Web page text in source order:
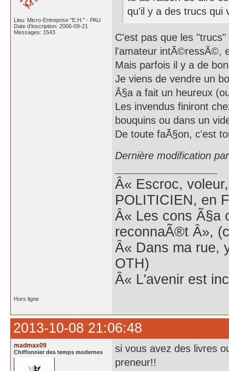
Lieu: Micro-Entreprise "E.H." - PAU
Date d'inscription: 2006-09-21
Messages: 1543
qu'il y a des trucs qui
C'est pas que les
l'amateur intÃ©ressÃ©,
Mais parfois il y a de
Je viens de vendre un
Ã§a a fait un heureux
Les invendus finiront
bouquins ou dans un
De toute faÃ§on, c'est
Dernière modification
Â« Escroc,
POLITICIEN, en
Â« Les cons Ã§a
reconnaÃ®t Â»,
Â« Dans ma rue,
OTH)
Â« L'avenir est
Hors ligne
2013-10-08 21:06:48
madmax09
Chiffonnier des temps modernes
si vous avez des livres
preneur!!